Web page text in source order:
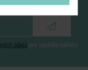
údajů pro zasílání našeho